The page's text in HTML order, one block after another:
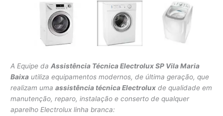
A Equipe daAssistência Técnica Electrolux SP Vila Maria
Baixa utiliza equipamentos modernos, de última geração, que
realizam umaassistência técnica Electrolux de qualidade em
manutenção, reparo, instalação e conserto de qualquer
aparelho Electrolux linha branca: